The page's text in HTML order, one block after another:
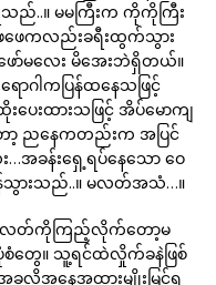
ည်..။ မမကြီးက ကိုကိုကြီး
ေဖေကလည်းခရီးထွက်သွား
ာ်မလေး မိအေးဘဲရှိတယ်။
ာဂါကပြန်ထနေသဖြင့်
ေးထားသဖြင့် အိပ်မောကျ
ညနေကတည်းက အပြင်
…အခန်းရှေ့ရပ်နေသော ဝေ
သွားသည်..။ မလတ်အသံ…။
..မလတ်ကိုကြည့်လိုက်တော့မ
တွေ။ သူ့ရင်ထဲလှိုက်ခနဲဖြစ်
လိုအနေအထားမျိုးမြင်ရ